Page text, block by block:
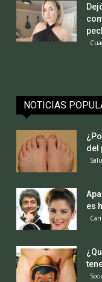
NOTICIAS
del
es